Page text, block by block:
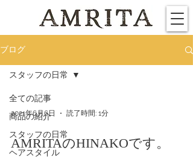
ブログ
全ての記事
商品の紹介
スタッフの日常
ヘアスタイル
スタッフの日常
2021年6月6日 読了時間: 1分
AMRITAのHINAKOです。